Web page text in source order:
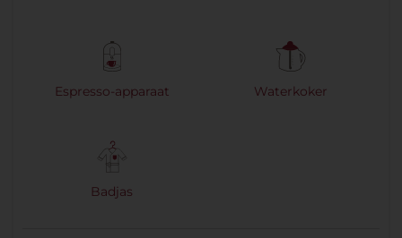
Espresso-apparaat Waterkoker
Badjas